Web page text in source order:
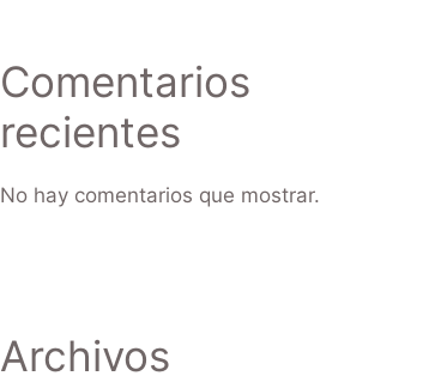
Comentarios
recientes
No hay comentarios que mostrar.
Archivos